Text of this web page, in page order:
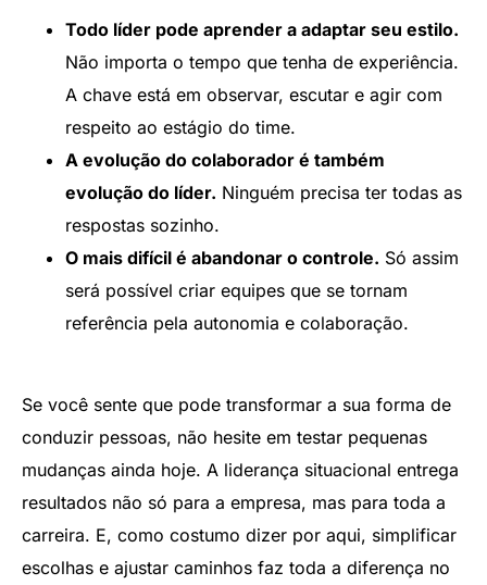
Todo líder pode aprender a adaptar seu estilo.
Não importa o tempo que tenha de experiência.
A chave está em observar, escutar e agir com
respeito ao estágio do time.
A evolução do colaborador é também
evolução do líder. Ninguém precisa ter todas as
respostas sozinho.
O mais difícil é abandonar o controle. Só assim
será possível criar equipes que se tornam
referência pela autonomia e colaboração.
Se você sente que pode transformar a sua forma de
conduzir pessoas, não hesite em testar pequenas
mudanças ainda hoje. A liderança situacional entrega
resultados não só para a empresa, mas para toda a
carreira. E, como costumo dizer por aqui, simplificar
escolhas e ajustar caminhos faz toda a diferença no